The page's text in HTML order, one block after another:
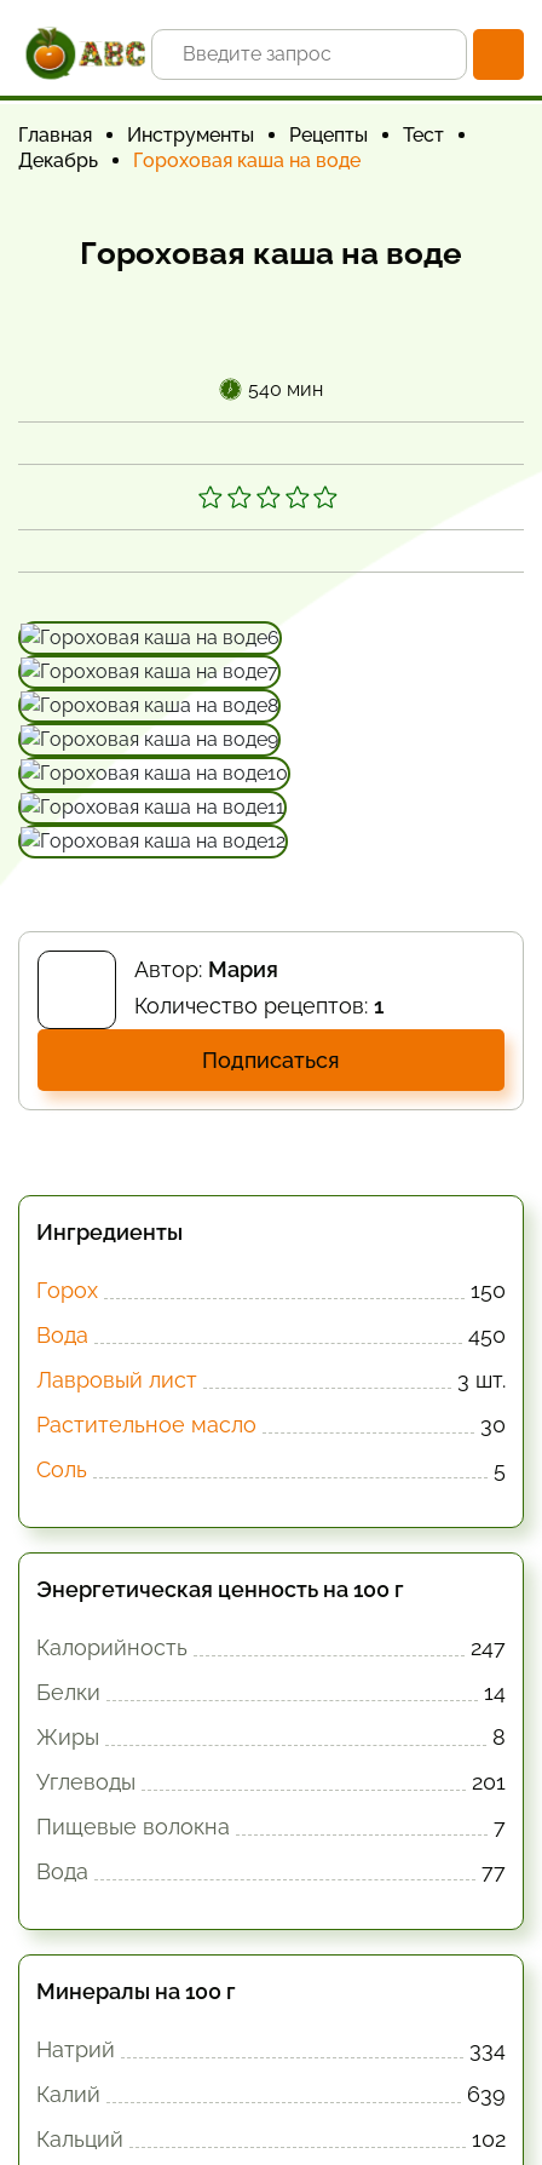
Главная Инструменты Рецепты
Тест
Декабрь
Гороховая каша на воде
Гороховая каша на воде
540 мин
Автор: Мария
Количество рецептов: 1
Подписаться
Ингредиенты
Горох
150
Вода
450
Лавровый лист
3 шт.
Растительное масло
30
Соль
5
Энергетическая ценность на 100 г
Калорийность
247
Белки
14
Жиры
8
Углеводы
201
Пищевые волокна
7
Вода
77
Минералы на 100 г
Натрий
334
Калий
639
Кальций
102